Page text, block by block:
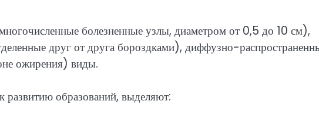
болезненные узлы, диаметром от 0,5 до 10 см),
друг от друга бороздками), диффузно-
ожирения) виды.
образований, выделяют: